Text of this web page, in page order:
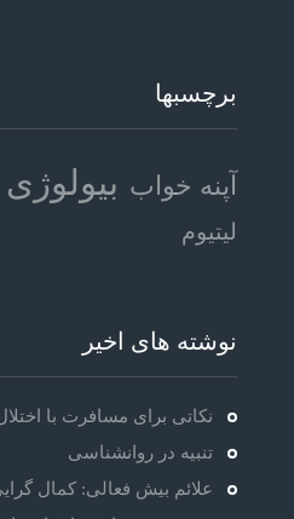
برچسبها
آپنه خواب
لیتیوم
نوشته های اخیر
نکاتی برای مسافرت با
تنبیه در روانشناسی
علائم بیش فعالی: کمال